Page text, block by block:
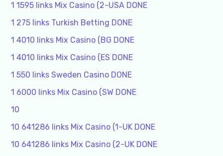
1 1595 links Mix Casino (2-USA DONE
1 275 links Turkish Betting DONE
1 4010 links Mix Casino (BG DONE
1 4010 links Mix Casino (ES DONE
1 550 links Sweden Casino DONE
1 6000 links Mix Casino (SW DONE
10
10 641286 links Mix Casino (1-UK DONE
10 641286 links Mix Casino (2-UK DONE